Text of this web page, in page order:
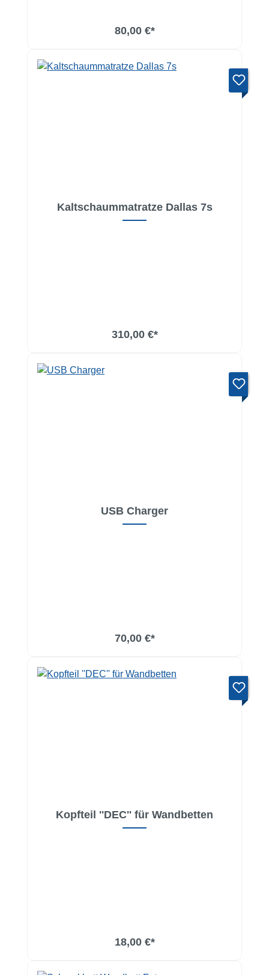
80,00 €*
In den Warenkorb
Kaltschaummatratze Dallas 7s
310,00 €*
In den Warenkorb
USB Charger
70,00 €*
In den Warenkorb
Kopfteil ''DEC'' für Wandbetten
18,00 €*